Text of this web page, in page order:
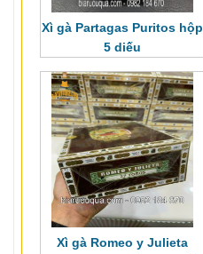
Xì gà Partagas Puritos hộp
5 diếu
Xì gà Romeo y Julieta